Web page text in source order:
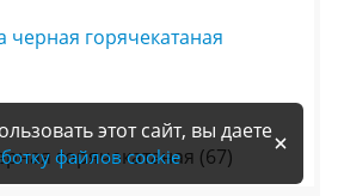
горячекатаная (67)
этот сайт, вы даете
файлов cookie